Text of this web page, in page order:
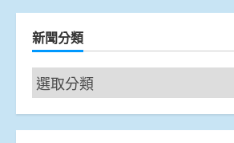
新聞分類
新
聞
分